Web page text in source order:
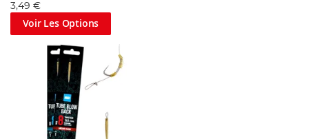
3,49 €
Voir Les Options